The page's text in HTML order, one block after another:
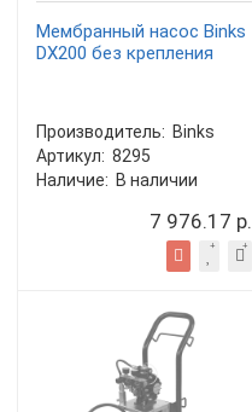
Мембранный насос Binks
DX200 без крепления
Производитель: Binks
Артикул: 8295
Наличие: В наличии
7 976.17 р.